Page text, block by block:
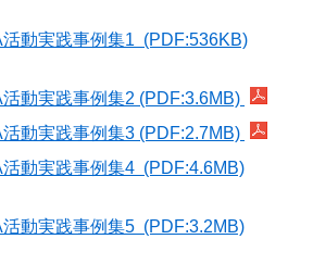
動実践事例集1 (PDF:536KB)
動実践事例集2 (PDF:3.6MB)
動実践事例集3 (PDF:2.7MB)
動実践事例集4 (PDF:4.6MB)
動実践事例集5 (PDF:3.2MB)